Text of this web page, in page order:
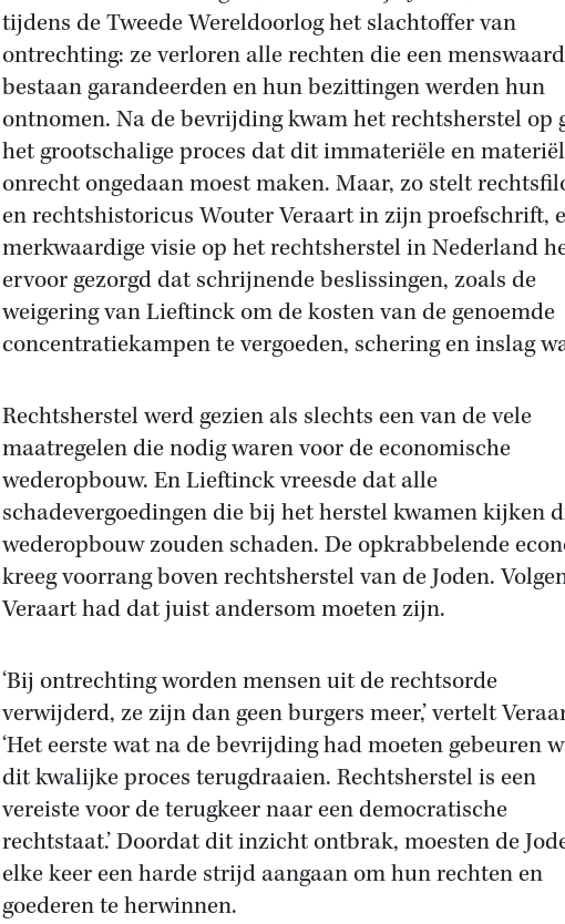
tijdens de Tweede Wereldoorlog het slachtoffer van
ontrechting: ze verloren alle rechten die een
bestaan garandeerden en hun bezittingen werden hun
ontnomen. Na de bevrijding kwam het rechtsherstel op
het grootschalige proces dat dit immateriële en
onrecht ongedaan moest maken. Maar, zo stelt
en rechtshistoricus Wouter Veraart in zijn proefschrift,
merkwaardige visie op het rechtsherstel in Nederland
ervoor gezorgd dat schrijnende beslissingen, zoals de
weigering van Lieftinck om de kosten van de genoemde
concentratiekampen te vergoeden, schering en inslag
Rechtsherstel werd gezien als slechts een van de vele
maatregelen die nodig waren voor de economische
wederopbouw. En Lieftinck vreesde dat alle
schadevergoedingen die bij het herstel kwamen kijken
wederopbouw zouden schaden. De opkrabbelende
kreeg voorrang boven rechtsherstel van de Joden.
Veraart had dat juist andersom moeten zijn.
‘Bij ontrechting worden mensen uit de rechtsorde
verwijderd, ze zijn dan geen burgers meer,’ vertelt
‘Het eerste wat na de bevrijding had moeten gebeuren
dit kwalijke proces terugdraaien. Rechtsherstel is een
vereiste voor de terugkeer naar een democratische
rechtstaat.’ Doordat dit inzicht ontbrak, moesten de
elke keer een harde strijd aangaan om hun rechten en
goederen te herwinnen.